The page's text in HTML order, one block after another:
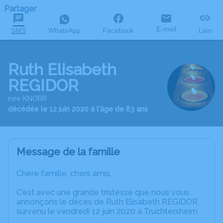
Partager
SMS WhatsApp Facebook E-mail Lien
Ruth Elisabeth
REGIDOR
née KNORR
décédée le 12 juin 2020 à l'âge de 83 ans
Message de la famille
Chère famille, chers amis,
C’est avec une grande tristesse que nous vous
annonçons le décès de Ruth Elisabeth REGIDOR
survenu le vendredi 12 juin 2020 à Truchtersheim.